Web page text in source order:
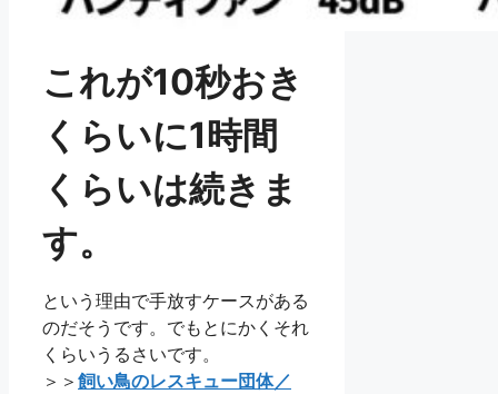
これが10秒おき
くらいに1時間
くらいは続きま
す。
という理由で手放すケースがある
のだそうです。でもとにかくそれ
くらいうるさいです。
＞＞ 飼い鳥のレスキュー団体／